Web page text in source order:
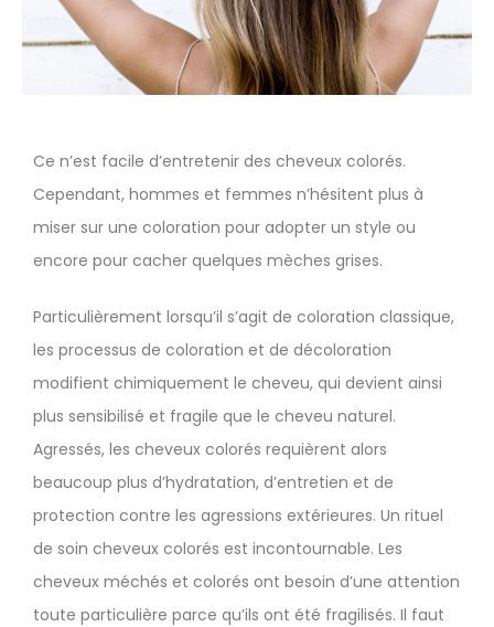
Ce n’est facile d’entretenir des cheveux colorés.
Cependant, hommes et femmes n’hésitent plus à
miser sur une coloration pour adopter un style ou
encore pour cacher quelques mèches grises.
Particulièrement lorsqu’il s’agit de coloration classique,
les processus de coloration et de décoloration
modifient chimiquement le cheveu, qui devient ainsi
plus sensibilisé et fragile que le cheveu naturel.
Agressés, les cheveux colorés requièrent alors
beaucoup plus d’hydratation, d’entretien et de
protection contre les agressions extérieures. Un rituel
de soin cheveux colorés est incontournable. Les
cheveux méchés et colorés ont besoin d’une attention
toute particulière parce qu’ils ont été fragilisés. Il faut